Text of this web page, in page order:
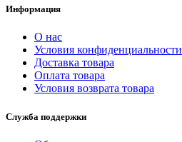
Информация
О нас
Условия конфиденциальности
Доставка товара
Оплата товара
Условия возврата товара
Служба поддержки